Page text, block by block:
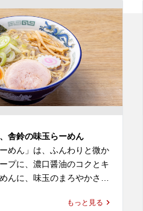
舎鈴の味玉らーめん
めん」は、ふんわりと微か
プに、濃口醤油のコクとキ
んに、味玉のまろやかさを
鈴らしい味づくりを感じな
もっと見る